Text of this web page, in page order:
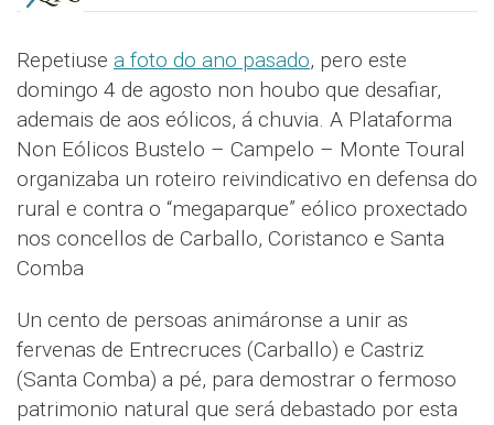
Repetiuse a foto do ano pasado, pero este
domingo 4 de agosto non houbo que desafiar,
ademais de aos eólicos, á chuvia. A Plataforma
Non Eólicos Bustelo – Campelo – Monte Toural
organizaba un roteiro reivindicativo en defensa do
rural e contra o “megaparque” eólico proxectado
nos concellos de Carballo, Coristanco e Santa
Comba
Un cento de persoas animáronse a unir as
fervenas de Entrecruces (Carballo) e Castriz
(Santa Comba) a pé, para demostrar o fermoso
patrimonio natural que será debastado por esta